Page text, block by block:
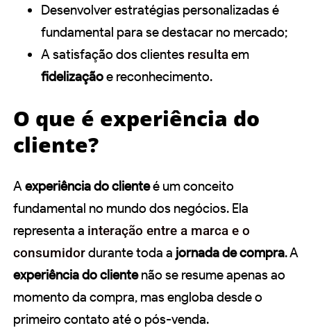
Desenvolver estratégias personalizadas é
fundamental para se destacar no mercado;
A satisfação dos clientes resultaem
fidelizaçãoe reconhecimento.
O que é experiência do
cliente?
Aexperiência do clienteé um conceito
fundamental no mundo dos negócios. Ela
representa a interação entre a marca e o
consumidordurante toda a jornada de compra. A
experiência do clientenão se resume apenas ao
momento da compra, mas engloba desde o
primeiro contato até o pós-venda.